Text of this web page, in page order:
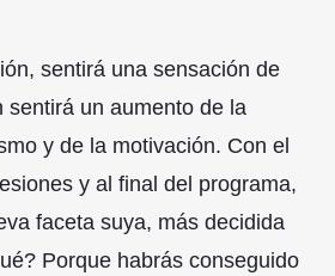
sentirá una sensación de
sentirá un aumento de la
y de la motivación. Con el
y al final del programa,
faceta suya, más decidida
Porque habrás conseguido